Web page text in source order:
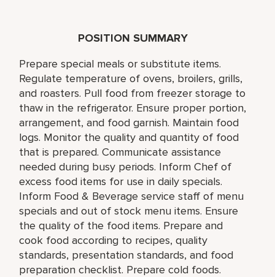
POSITION SUMMARY
Prepare special meals or substitute items.
Regulate temperature of ovens, broilers, grills,
and roasters. Pull food from freezer storage to
thaw in the refrigerator. Ensure proper portion,
arrangement, and food garnish. Maintain food
logs. Monitor the quality and quantity of food
that is prepared. Communicate assistance
needed during busy periods. Inform Chef of
excess food items for use in daily specials.
Inform Food & Beverage service staff of menu
specials and out of stock menu items. Ensure
the quality of the food items. Prepare and
cook food according to recipes, quality
standards, presentation standards, and food
preparation checklist. Prepare cold foods.